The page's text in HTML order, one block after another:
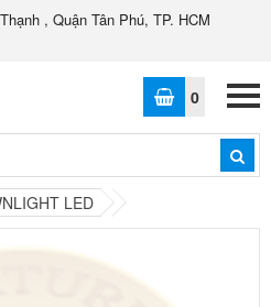
, Quận Tân Phú, TP. HCM
0
LED